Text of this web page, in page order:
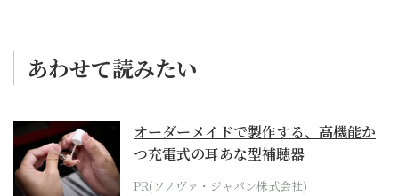
あわせて読みたい
オーダーメイドで製作する、高機能か
つ充電式の耳あな型補聴器
PR(ソノヴァ・ジャパン株式会社)